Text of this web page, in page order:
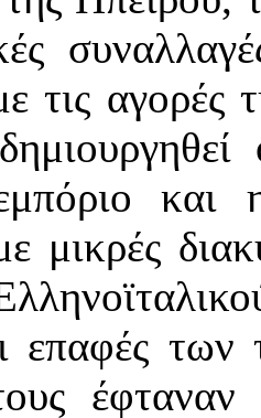
τις
και
μικρές
επαφές των